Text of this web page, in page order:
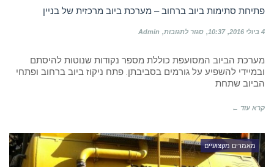
פתיחת סתימות ביוב ברחוב – מערכת ביוב מרכזית של בניין
4 ביולי 2016 10:37 סגור לתגובות על
ביוב
ברחוב
Admin
מערכת הביוב המסועפת כוללת מספר נקודות שנוטות להיסתם
ובמיידי להשפיע על גורמים בסביבתן. פתח ניקוז ביוב ברחוב ופתחי
הביוב שתחת
קרא עוד ←
מאמרים מקצועיים